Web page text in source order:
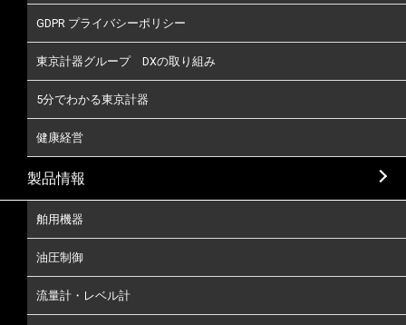
GDPR プライバシーポリシー
東京計器グループ DXの取り組み
5分でわかる東京計器
健康経営
製品情報
舶用機器
油圧制御
流量計・レベル計